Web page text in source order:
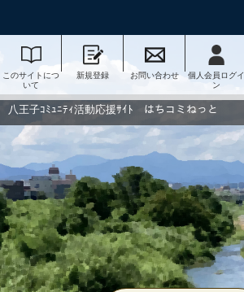
このサイトにつ
いて
新規登録 お問い合わせ
個人会員ログイ
ン
八王子ｺﾐｭﾆﾃｨ活動応援ｻｲﾄ はちコミねっと